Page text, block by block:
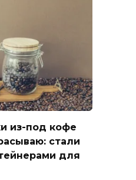
из-под кофе
стали
для